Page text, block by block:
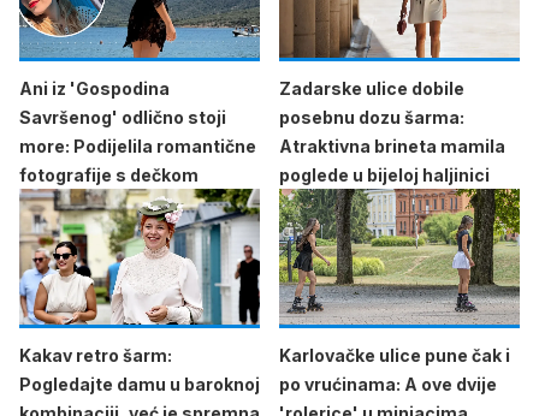
Ani iz 'Gospodina
Savršenog' odlično stoji
more: Podijelila romantične
fotografije s dečkom
Zadarske ulice dobile
posebnu dozu šarma:
Atraktivna brineta mamila
poglede u bijeloj haljinici
Kakav retro šarm:
Pogledajte damu u baroknoj
Karlovačke ulice pune čak i
po vrućinama: A ove dvije